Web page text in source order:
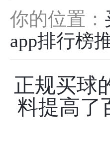
你的位置：
app排行榜
正规买球
料提高了